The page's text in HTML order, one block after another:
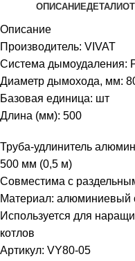
ОПИСАНИЕДЕТАЛИ
Описание
Производитель: VIVAT
Система дымоудаления:
Диаметр дымохода, мм:
Базовая единица: шт
Длина (мм): 500
Труба-удлинитель
500 мм (0,5 м)
Совместима с
Материал: алюминиевый
Используется для
котлов
Артикул: VY80-05